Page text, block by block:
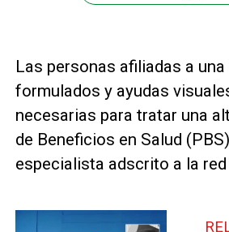
Las personas afiliadas a
formulados y ayudas
necesarias para tratar una
de Beneficios en Salud
especialista adscrito a la